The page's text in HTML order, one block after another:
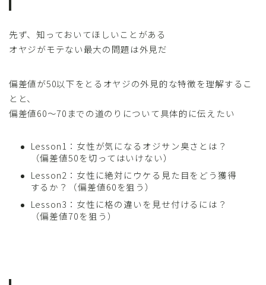
先ず、知っておいてほしいことがある
オヤジがモテない最大の問題は外見だ
偏差値が50以下をとるオヤジの外見的な特徴を理解するこ
とと、
偏差値60～70までの道のりについて具体的に伝えたい
Lesson1：女性が気になるオジサン臭さとは？
（偏差値50を切ってはいけない）
Lesson2：女性に絶対にウケる見た目をどう獲得
するか？（偏差値60を狙う）
Lesson3：女性に格の違いを見せ付けるには？
（偏差値70を狙う）